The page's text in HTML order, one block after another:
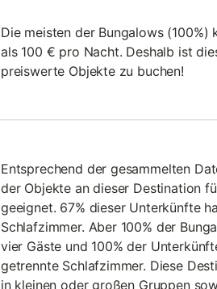
Die meisten der Bungalows
als 100 € pro Nacht. Deshalb ist
preiswerte Objekte zu buchen!
Entsprechend der gesammelten
der Objekte an dieser Destination
geeignet. 67% dieser Unterkünfte
Schlafzimmer. Aber 100% der
vier Gäste und 100% der
getrennte Schlafzimmer. Diese
in kleinen oder großen Gruppen